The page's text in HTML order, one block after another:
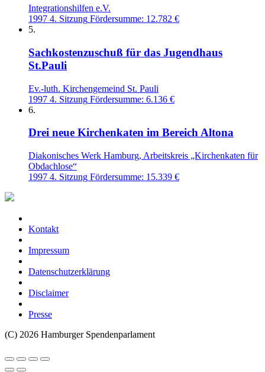
Integrationshilfen e.V.
1997 4. Sitzung Fördersumme: 12.782 €
5.
Sachkostenzuschuß für das Jugendhaus
St.Pauli
Ev.-luth. Kirchengemeind St. Pauli
1997 4. Sitzung Fördersumme: 6.136 €
6.
Drei neue Kirchenkaten im Bereich Altona
Diakonisches Werk Hamburg, Arbeitskreis „Kirchenkaten für
Obdachlose“
1997 4. Sitzung Fördersumme: 15.339 €
Kontakt
Impressum
Datenschutzerklärung
Disclaimer
Presse
(C) 2026 Hamburger Spendenparlament